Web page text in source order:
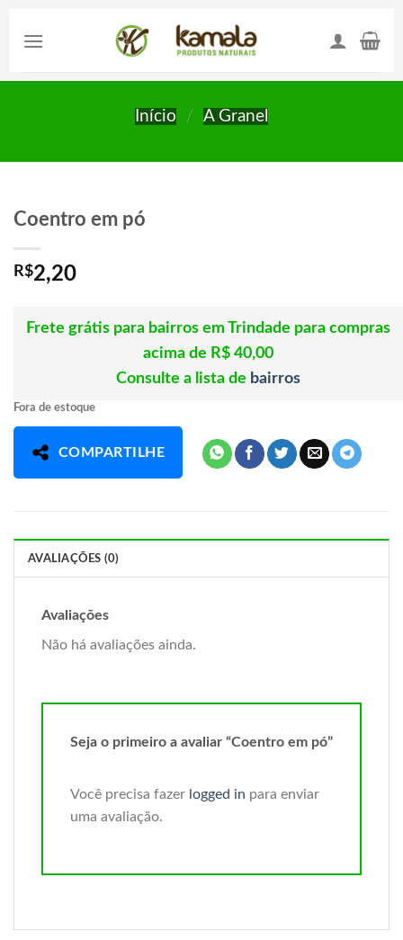
Início / A Granel
Coentro em pó
R$2,20
Frete grátis para bairros em Trindade para compras
acima de R$ 40,00
Consulte a lista de bairros
Fora de estoque
COMPARTILHE
AVALIAÇÕES (0)
Avaliações
Não há avaliações ainda.
Seja o primeiro a avaliar “Coentro em pó”
Você precisa fazer logged in para enviar
uma avaliação.